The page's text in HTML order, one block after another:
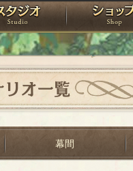
スタジオ
リオ一覧
幕間